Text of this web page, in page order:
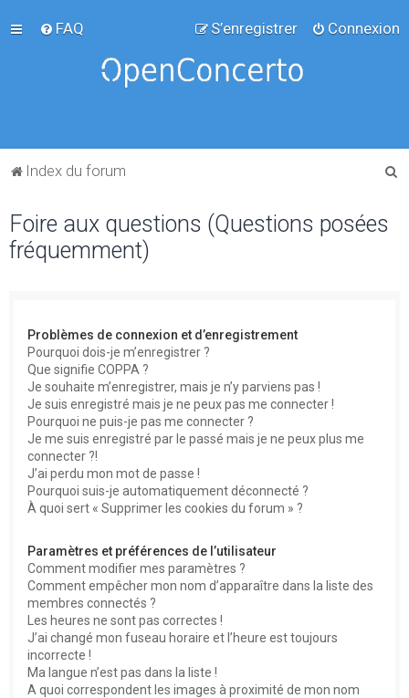
FAQ Connexion
S’enregistrer
Index du forum
Foire aux questions (Questions posées
fréquemment)
Problèmes de connexion et d’enregistrement
Pourquoi dois-je m’enregistrer ?
Que signifie COPPA ?
Je souhaite m’enregistrer, mais je n’y parviens pas !
Je suis enregistré mais je ne peux pas me connecter !
Pourquoi ne puis-je pas me connecter ?
Je me suis enregistré par le passé mais je ne peux plus me
connecter ?!
J’ai perdu mon mot de passe !
Pourquoi suis-je automatiquement déconnecté ?
À quoi sert « Supprimer les cookies du forum » ?
Paramètres et préférences de l’utilisateur
Comment modifier mes paramètres ?
Comment empêcher mon nom d’apparaître dans la liste des
membres connectés ?
Les heures ne sont pas correctes !
J’ai changé mon fuseau horaire et l’heure est toujours
incorrecte !
Ma langue n’est pas dans la liste !
A quoi correspondent les images à proximité de mon nom